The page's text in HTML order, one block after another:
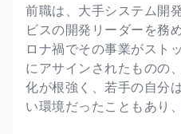
前職は、大手システム開
ビスの開発リーダーを務
ロナ禍でその事業がスト
にアサインされたものの
化が根強く、若手の自分
い環境だったこともあり